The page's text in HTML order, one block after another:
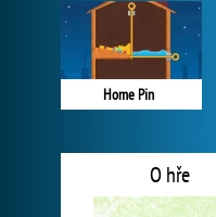
Home Pin
O hře